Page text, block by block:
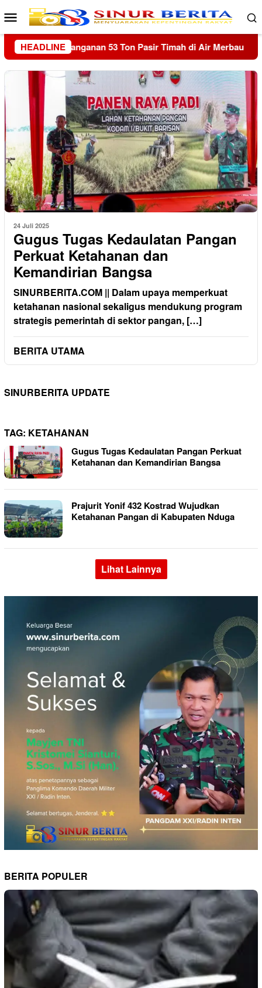
Loncat
ke
konten
Menu
Mobile
HEADLINETrauma Banjir Belum Hilang, Warga
24 Juli 2025
Gugus Tugas Kedaulatan Pangan
Perkuat Ketahanan dan
Kemandirian Bangsa
SINURBERITA.COM || Dalam upaya memperkuat
ketahanan nasional sekaligus mendukung program
strategis pemerintah di sektor pangan, […]
BERITA UTAMA
SINURBERITA UPDATE
TAG: KETAHANAN
Gugus Tugas Kedaulatan Pangan Perkuat
Ketahanan dan Kemandirian Bangsa
Prajurit Yonif 432 Kostrad Wujudkan
Ketahanan Pangan di Kabupaten Nduga
Lihat Lainnya
BERITA POPULER